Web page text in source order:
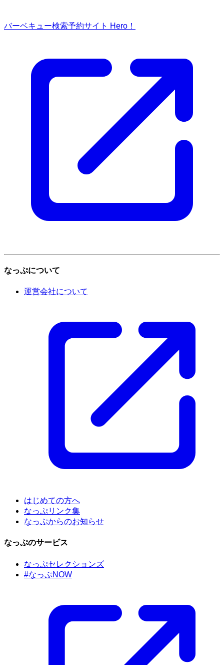
バーベキュー検索予約サイト Hero！
なっぷについて
運営会社について
はじめての方へ
なっぷリンク集
なっぷからのお知らせ
なっぷのサービス
なっぷセレクションズ
#なっぷNOW